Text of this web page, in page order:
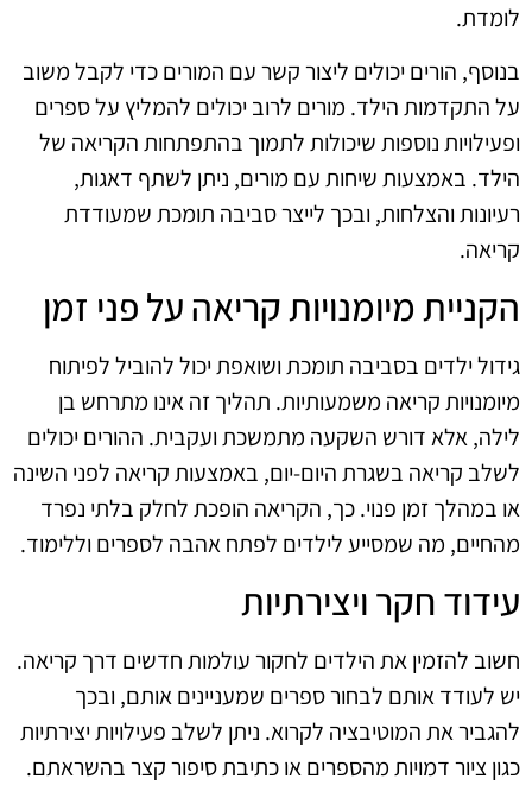
לומדת.
בנוסף, הורים יכולים ליצור קשר עם המורים כדי לקבל משוב
על התקדמות הילד. מורים לרוב יכולים להמליץ על ספרים
ופעילויות נוספות שיכולות לתמוך בהתפתחות הקריאה של
הילד. באמצעות שיחות עם מורים, ניתן לשתף דאגות,
רעיונות והצלחות, ובכך לייצר סביבה תומכת שמעודדת
קריאה.
הקניית מיומנויות קריאה על פני זמן
גידול ילדים בסביבה תומכת ושואפת יכול להוביל לפיתוח
מיומנויות קריאה משמעותיות. תהליך זה אינו מתרחש בן
לילה, אלא דורש השקעה מתמשכת ועקבית. ההורים יכולים
לשלב קריאה בשגרת היום-יום, באמצעות קריאה לפני השינה
או במהלך זמן פנוי. כך, הקריאה הופכת לחלק בלתי נפרד
מהחיים, מה שמסייע לילדים לפתח אהבה לספרים וללימוד.
עידוד חקר ויצירתיות
חשוב להזמין את הילדים לחקור עולמות חדשים דרך קריאה.
יש לעודד אותם לבחור ספרים שמעניינים אותם, ובכך
להגביר את המוטיבציה לקרוא. ניתן לשלב פעילויות יצירתיות
כגון ציור דמויות מהספרים או כתיבת סיפור קצר בהשראתם.